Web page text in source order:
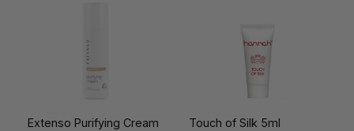
Extenso Purifying Cream
Touch of Silk 5ml